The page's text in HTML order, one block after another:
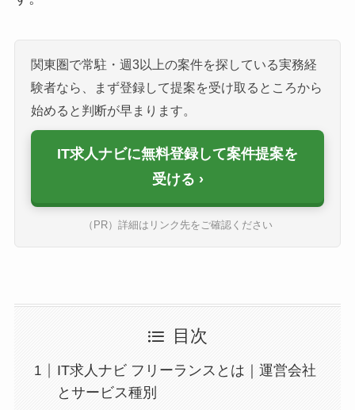
関東圏で常駐・週3以上の案件を探している実務経
験者なら、まず登録して提案を受け取るところから
始めると判断が早まります。
IT求人ナビに無料登録して案件提案を
受ける
（PR）詳細はリンク先をご確認ください
目次
IT求人ナビ フリーランスとは｜運営会社
とサービス種別